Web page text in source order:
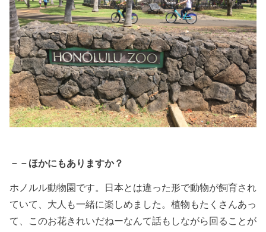
－－ほかにもありますか？
ホノルル動物園です。日本とは違った形で動物が飼育され
ていて、大人も一緒に楽しめました。植物もたくさんあっ
て、このお花きれいだねーなんて話もしながら回ることが